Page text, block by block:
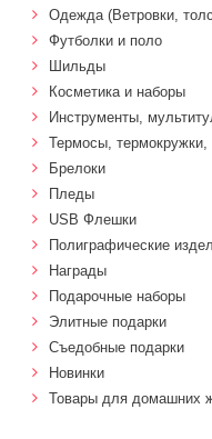
Одежда (Ветровки,
Футболки и поло
Шильды
Косметика и наборы
Инструменты,
Термосы,
Брелоки
Пледы
USB Флешки
Полиграфические
Награды
Подарочные наборы
Элитные подарки
Cъедобные подарки
Новинки
Товары для домашних